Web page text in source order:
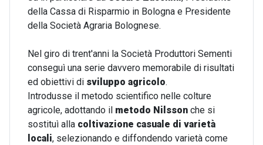
della Cassa di Risparmio in Bologna e Presidente
della Società Agraria Bolognese.
Nel giro di trent'anni la Società Produttori Sementi
conseguì una serie davvero memorabile di risultati
ed obiettivi di sviluppo agricolo.
Introdusse il metodo scientifico nelle colture
agricole, adottando il metodo Nilsson che si
sostituì alla coltivazione casuale di varietà
locali, selezionando e diffondendo varietà come